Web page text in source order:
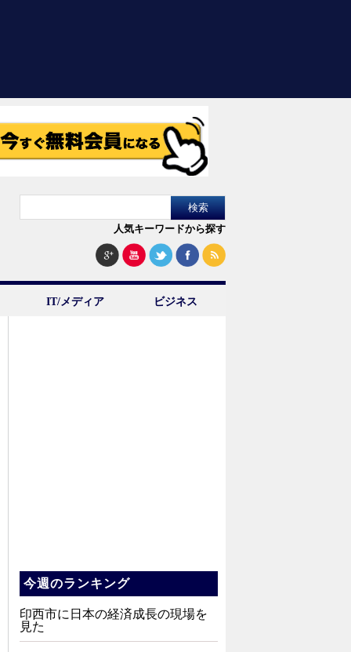
人気キーワードから探す
IT/メディア ビジネス
今週のランキング
印西市に日本の経済成長の現場を
見た